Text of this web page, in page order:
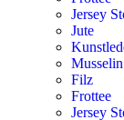
Jersey
Jute
Filz
Frottee
Jersey